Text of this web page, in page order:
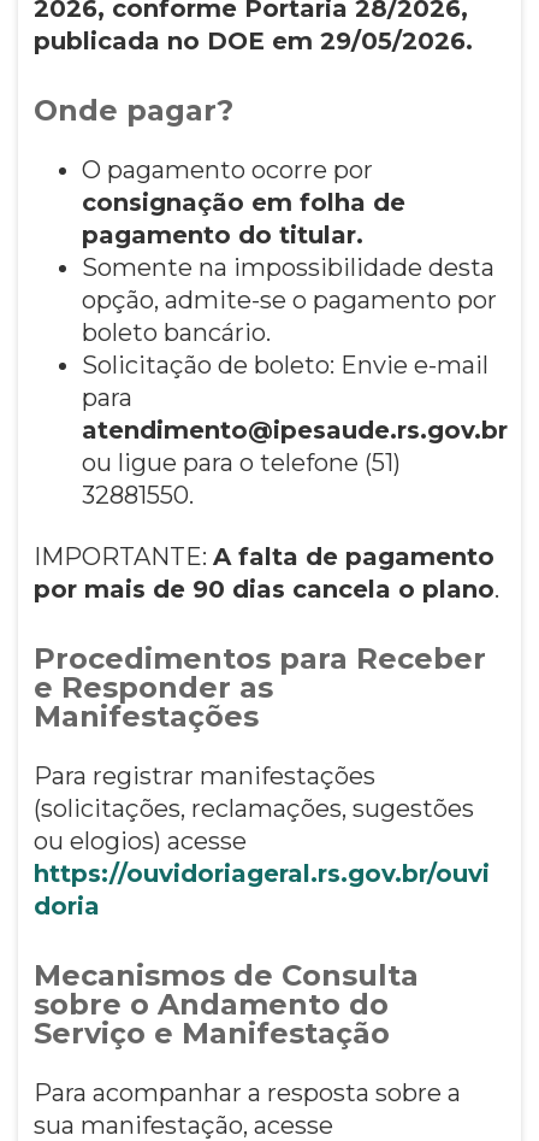
2026, conforme Portaria 28/2026,
publicada no DOE em 29/05/2026.
Onde pagar?
O pagamento ocorre por
consignação em folha de
pagamento do titular.
Somente na impossibilidade desta
opção, admite-se o pagamento por
boleto bancário.
Solicitação de boleto: Envie e-mail
para
atendimento@ipesaude.rs.gov.br
ou ligue para o telefone (51)
32881550.
IMPORTANTE: A falta de pagamento
por mais de 90 dias cancela o plano.
Procedimentos para Receber
e Responder as
Manifestações
Para registrar manifestações
(solicitações, reclamações, sugestões
ou elogios) acesse
https://ouvidoriageral.rs.gov.br/ouvi
doria
Mecanismos de Consulta
sobre o Andamento do
Serviço e Manifestação
Para acompanhar a resposta sobre a
sua manifestação, acesse